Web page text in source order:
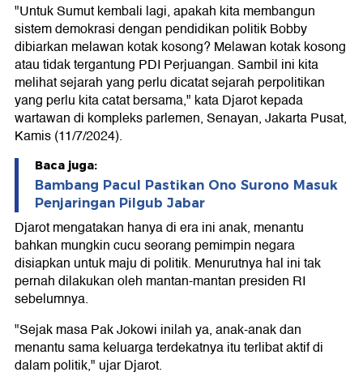
"Untuk Sumut kembali lagi, apakah kita membangun
sistem demokrasi dengan pendidikan politik Bobby
dibiarkan melawan kotak kosong? Melawan kotak kosong
atau tidak tergantung PDI Perjuangan. Sambil ini kita
melihat sejarah yang perlu dicatat sejarah perpolitikan
yang perlu kita catat bersama," kata Djarot kepada
wartawan di kompleks parlemen, Senayan, Jakarta Pusat,
Kamis (11/7/2024).
Baca juga:
Bambang Pacul Pastikan Ono Surono Masuk
Penjaringan Pilgub Jabar
Djarot mengatakan hanya di era ini anak, menantu
bahkan mungkin cucu seorang pemimpin negara
disiapkan untuk maju di politik. Menurutnya hal ini tak
pernah dilakukan oleh mantan-mantan presiden RI
sebelumnya.
"Sejak masa Pak Jokowi inilah ya, anak-anak dan
menantu sama keluarga terdekatnya itu terlibat aktif di
dalam politik," ujar Djarot.